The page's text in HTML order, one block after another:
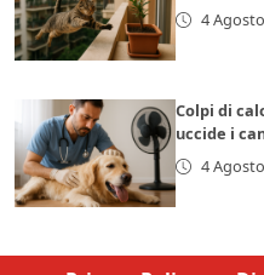
4
Colpi di
uccide i
4